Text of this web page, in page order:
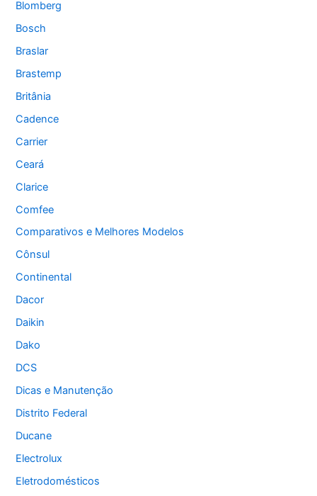
Blomberg
Bosch
Braslar
Brastemp
Britânia
Cadence
Carrier
Ceará
Clarice
Comfee
Comparativos e Melhores Modelos
Cônsul
Continental
Dacor
Daikin
Dako
DCS
Dicas e Manutenção
Distrito Federal
Ducane
Electrolux
Eletrodomésticos